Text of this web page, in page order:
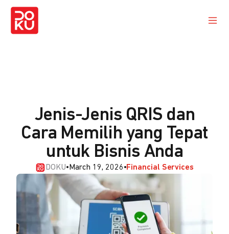
Jenis-Jenis QRIS dan
Cara Memilih yang Tepat
untuk Bisnis Anda
DOKU• March 19, 2026•Financial Services